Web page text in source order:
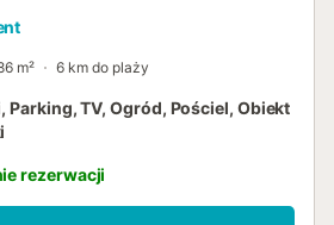
m² 6 km do plaży
Parking, TV, Ogród, Pościel, Obiekt
rezerwacji